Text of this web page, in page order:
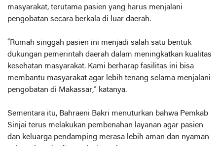
masyarakat, terutama pasien yang harus menjalani
pengobatan secara berkala di luar daerah.
“Rumah singgah pasien ini menjadi salah satu bentuk
dukungan pemerintah daerah dalam meningkatkan kualitas
kesehatan masyarakat. Kami berharap fasilitas ini bisa
membantu masyarakat agar lebih tenang selama menjalani
pengobatan di Makassar,” katanya.
Sementara itu, Bahraeni Bakri menuturkan bahwa Pemkab
Sinjai terus melakukan pembenahan layanan agar pasien
dan keluarga pendamping merasa lebih aman dan nyaman